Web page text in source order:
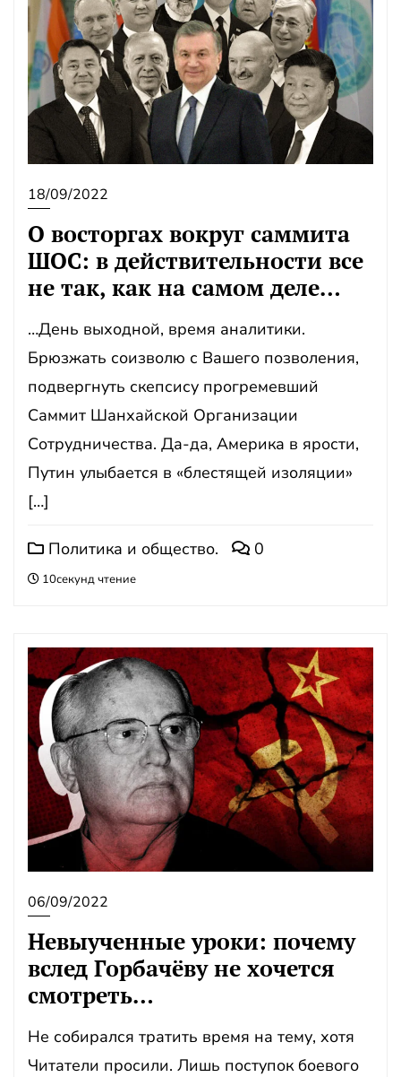
18/09/2022
О восторгах вокруг саммита
ШОС: в действительности все
не так, как на самом деле…
…День выходной, время аналитики.
Брюзжать соизволю с Вашего позволения,
подвергнуть скепсису прогремевший
Саммит Шанхайской Организации
Сотрудничества. Да-да, Америка в ярости,
Путин улыбается в «блестящей изоляции»
[…]
Политика и общество. 0
10секунд чтение
06/09/2022
Невыученные уроки: почему
вслед Горбачёву не хочется
смотреть…
Не собирался тратить время на тему, хотя
Читатели просили. Лишь поступок боевого